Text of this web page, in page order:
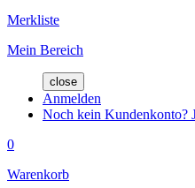
Merkliste
Mein Bereich
close
Anmelden
Noch kein Kundenkonto?
0
Warenkorb